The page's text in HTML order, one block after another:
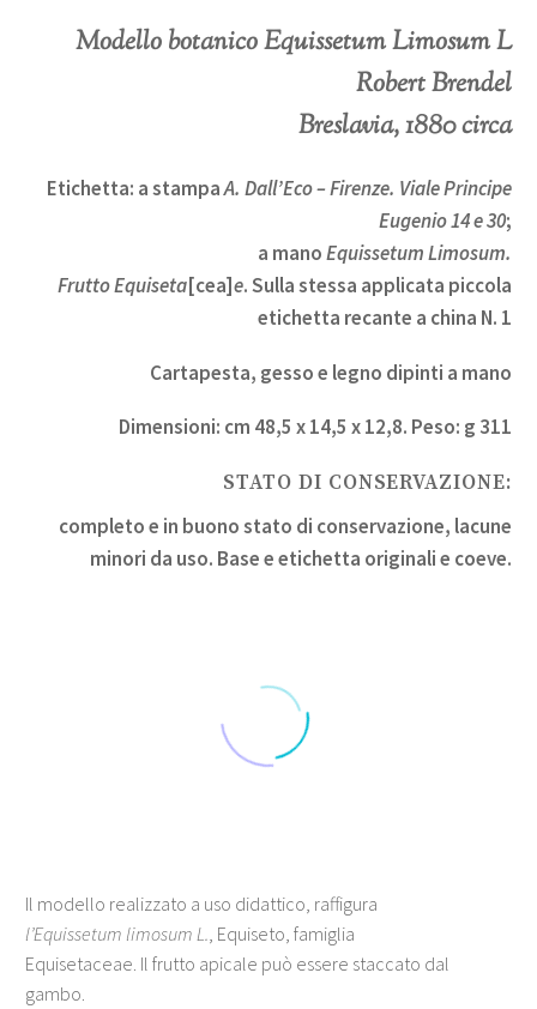
Modello botanico Equissetum Limosum L
Robert Brendel
Breslavia, 1880 circa
Etichetta: a stampaA. Dall’Eco – Firenze. Viale Principe
Eugenio 14 e 30;
a manoEquissetum Limosum.
Frutto Equiseta[cea]e. Sulla stessa applicata piccola
etichetta recante a china N. 1
Cartapesta, gesso e legno dipinti a mano
Dimensioni: cm 48,5 x 14,5 x 12,8. Peso: g 311
STATO DI CONSERVAZIONE:
completo e in buono stato di conservazione, lacune
minori da uso. Base e etichetta originali e coeve.
Title 3Description 3
Il modello realizzato a uso didattico, raffigura
l’Equissetum limosum L. , Equiseto, famiglia
Equisetaceae. Il frutto apicale può essere staccato dal
gambo.